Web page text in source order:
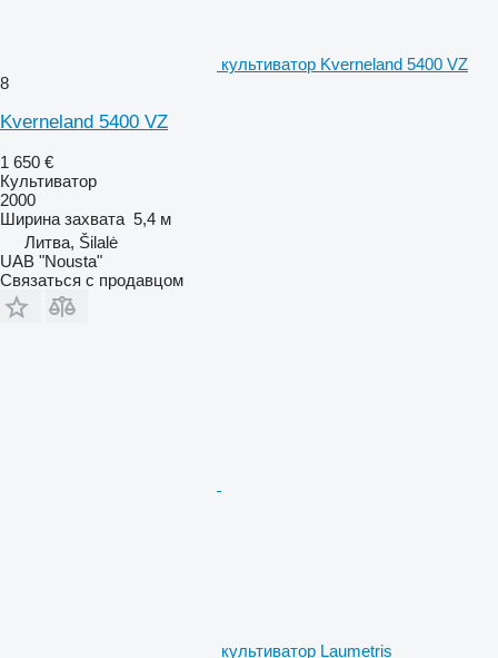
культиватор Kverneland 5400 VZ
8
Kverneland 5400 VZ
1 650 €
Культиватор
2000
Ширина захвата 5,4 м
Литва, Šilalė
UAB "Nousta"
Связаться с продавцом
культиватор Laumetris